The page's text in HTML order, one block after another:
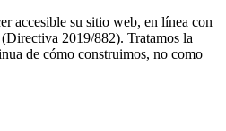
accesible su sitio web, en línea con
2019/882). Tratamos la
de cómo construimos, no como